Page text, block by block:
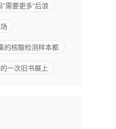
需要更多“后浪
的核酸检测样本都
一次旧书展上